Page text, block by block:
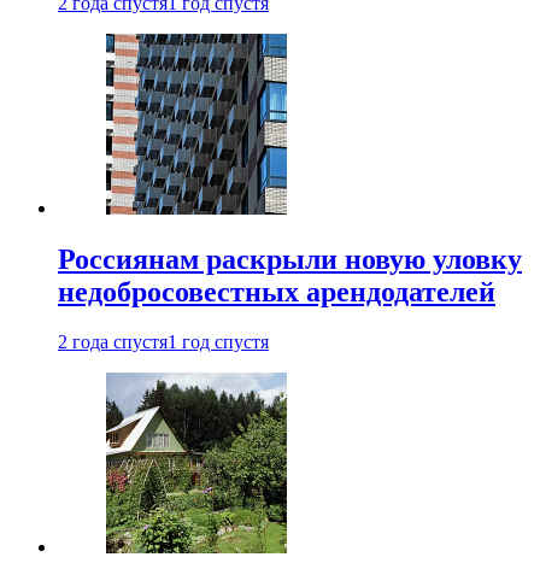
Россиянам раскрыли новую уловку
недобросовестных арендодателей
2 года спустя1 год спустя